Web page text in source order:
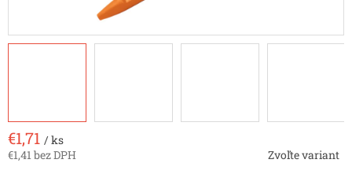
€1,71 / ks
€1,41 bez DPH
Zvoľte variant